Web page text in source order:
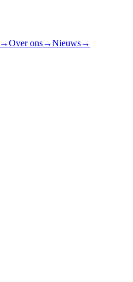
→Over ons→Nieuws→